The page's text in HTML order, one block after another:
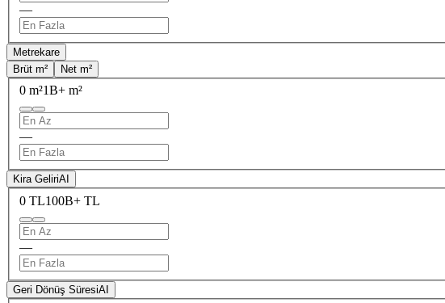
—
Metrekare
Brüt m²
Net m²
0 m²1B+ m²
—
Kira GeliriAI
0 TL100B+ TL
—
Geri Dönüş SüresiAI